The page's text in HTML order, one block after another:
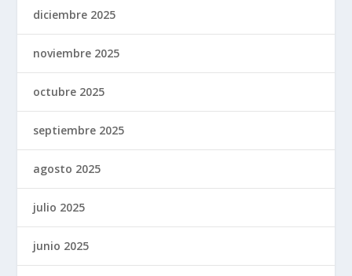
diciembre 2025
noviembre 2025
octubre 2025
septiembre 2025
agosto 2025
julio 2025
junio 2025